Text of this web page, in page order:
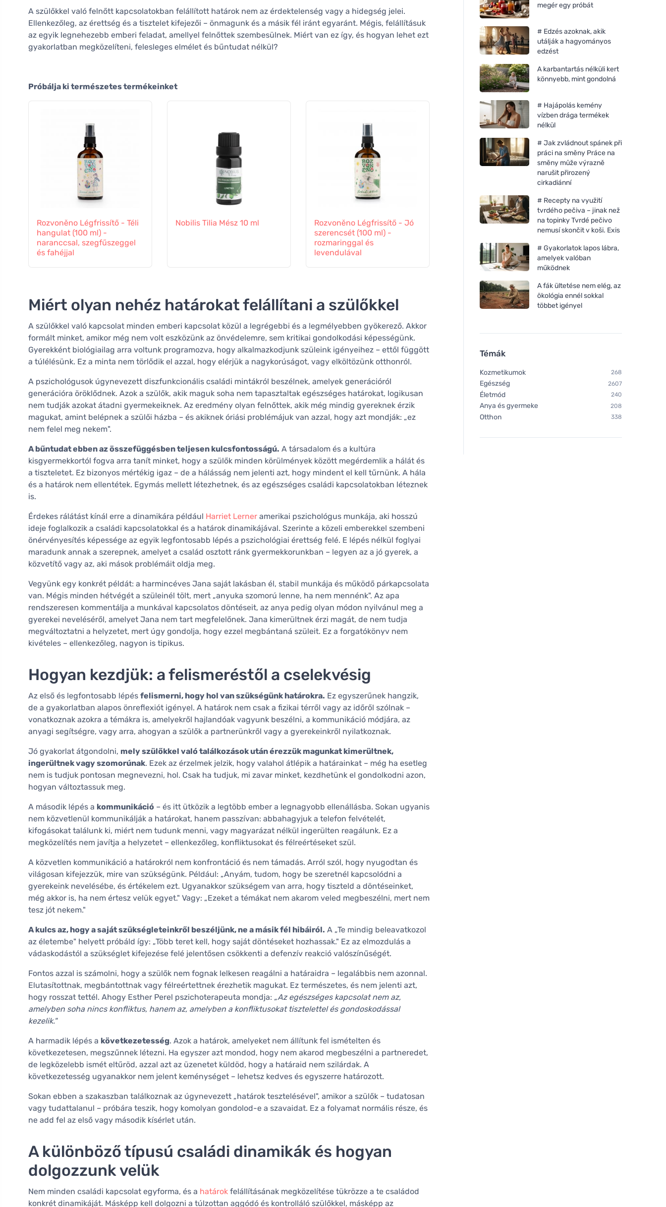
A szülőkkel való felnőtt kapcsolatokban felállított határok nem az érdektelenség vagy a hidegség jelei.
Ellenkezőleg, az érettség és a tisztelet kifejezői – önmagunk és a másik fél iránt egyaránt. Mégis, felállításuk
az egyik legnehezebb emberi feladat, amellyel felnőttek szembesülnek. Miért van ez így, és hogyan lehet ezt
gyakorlatban megközelíteni, felesleges elmélet és bűntudat nélkül?
Próbálja ki természetes termékeinket
Rozvoněno Légfrissítő - Téli
hangulat (100 ml) -
naranccsal, szegfűszeggel
és fahéjjal
Nobilis Tilia Mész 10 ml
Rozvoněno Légfrissítő - Jó
szerencsét (100 ml) -
rozmaringgal és
levendulával
Mulieres Gyertya üvegben -
illatmentes (180 ml) - akár
35 órán át égő gyertya
Miért olyan nehéz határokat felállítani a szülőkkel
A szülőkkel való kapcsolat minden emberi kapcsolat közül a legrégebbi és a legmélyebben gyökerező. Akkor
formált minket, amikor még nem volt eszközünk az önvédelemre, sem kritikai gondolkodási képességünk.
Gyerekként biológiailag arra voltunk programozva, hogy alkalmazkodjunk szüleink igényeihez – ettől függött
a túlélésünk. Ez a minta nem törlődik el azzal, hogy elérjük a nagykorúságot, vagy elköltözünk otthonról.
A pszichológusok úgynevezett diszfunkcionális családi mintákról beszélnek, amelyek generációról
generációra öröklődnek. Azok a szülők, akik maguk soha nem tapasztaltak egészséges határokat, logikusan
nem tudják azokat átadni gyermekeiknek. Az eredmény olyan felnőttek, akik még mindig gyereknek érzik
magukat, amint belépnek a szülői házba – és akiknek óriási problémájuk van azzal, hogy azt mondják: „ez
nem felel meg nekem".
A bűntudat ebben az összefüggésben teljesen kulcsfontosságú. A társadalom és a kultúra
kisgyermekkortól fogva arra tanít minket, hogy a szülők minden körülmények között megérdemlik a hálát és
a tiszteletet. Ez bizonyos mértékig igaz – de a hálásság nem jelenti azt, hogy mindent el kell tűrnünk. A hála
és a határok nem ellentétek. Egymás mellett létezhetnek, és az egészséges családi kapcsolatokban léteznek
is.
Érdekes rálátást kínál erre a dinamikára például Harriet Lerner amerikai pszichológus munkája, aki hosszú
ideje foglalkozik a családi kapcsolatokkal és a határok dinamikájával. Szerinte a közeli emberekkel szembeni
önérvényesítés képessége az egyik legfontosabb lépés a pszichológiai érettség felé. E lépés nélkül foglyai
maradunk annak a szerepnek, amelyet a család osztott ránk gyermekkorunkban – legyen az a jó gyerek, a
közvetítő vagy az, aki mások problémáit oldja meg.
Vegyünk egy konkrét példát: a harmincéves Jana saját lakásban él, stabil munkája és működő párkapcsolata
van. Mégis minden hétvégét a szüleinél tölt, mert „anyuka szomorú lenne, ha nem mennénk". Az apa
rendszeresen kommentálja a munkával kapcsolatos döntéseit, az anya pedig olyan módon nyilvánul meg a
gyerekei neveléséről, amelyet Jana nem tart megfelelőnek. Jana kimerültnek érzi magát, de nem tudja
megváltoztatni a helyzetet, mert úgy gondolja, hogy ezzel megbántaná szüleit. Ez a forgatókönyv nem
kivételes – ellenkezőleg, nagyon is tipikus.
Hogyan kezdjük: a felismeréstől a cselekvésig
Az első és legfontosabb lépés felismerni, hogy hol van szükségünk határokra. Ez egyszerűnek hangzik,
de a gyakorlatban alapos önreflexiót igényel. A határok nem csak a fizikai térről vagy az időről szólnak –
vonatkoznak azokra a témákra is, amelyekről hajlandóak vagyunk beszélni, a kommunikáció módjára, az
anyagi segítségre, vagy arra, ahogyan a szülők a partnerünkről vagy a gyerekeinkről nyilatkoznak.
Jó gyakorlat átgondolni, mely szülőkkel való találkozások után érezzük magunkat kimerültnek,
ingerültnek vagy szomorúnak. Ezek az érzelmek jelzik, hogy valahol átlépik a határainkat – még ha esetleg
nem is tudjuk pontosan megnevezni, hol. Csak ha tudjuk, mi zavar minket, kezdhetünk el gondolkodni azon,
hogyan változtassuk meg.
A második lépés a kommunikáció – és itt ütközik a legtöbb ember a legnagyobb ellenállásba. Sokan ugyanis
nem közvetlenül kommunikálják a határokat, hanem passzívan: abbahagyjuk a telefon felvételét,
kifogásokat találunk ki, miért nem tudunk menni, vagy magyarázat nélkül ingerülten reagálunk. Ez a
megközelítés nem javítja a helyzetet – ellenkezőleg, konfliktusokat és félreértéseket szül.
A közvetlen kommunikáció a határokról nem konfrontáció és nem támadás. Arról szól, hogy nyugodtan és
világosan kifejezzük, mire van szükségünk. Például: „Anyám, tudom, hogy be szeretnél kapcsolódni a
gyerekeink nevelésébe, és értékelem ezt. Ugyanakkor szükségem van arra, hogy tiszteld a döntéseinket,
még akkor is, ha nem értesz velük egyet." Vagy: „Ezeket a témákat nem akarom veled megbeszélni, mert nem
tesz jót nekem."
A kulcs az, hogy a saját szükségleteinkről beszéljünk, ne a másik fél hibáiról. A „Te mindig beleavatkozol
az életembe" helyett próbáld így: „Több teret kell, hogy saját döntéseket hozhassak." Ez az elmozdulás a
vádaskodástól a szükséglet kifejezése felé jelentősen csökkenti a defenzív reakció valószínűségét.
Fontos azzal is számolni, hogy a szülők nem fognak lelkesen reagálni a határaidra – legalábbis nem azonnal.
Elutasítottnak, megbántottnak vagy félreértettnek érezhetik magukat. Ez természetes, és nem jelenti azt,
hogy rosszat tettél. Ahogy Esther Perel pszichoterapeuta mondja: „Az egészséges kapcsolat nem az,
amelyben soha nincs konfliktus, hanem az, amelyben a konfliktusokat tisztelettel és gondoskodással
kezelik."
A harmadik lépés a következetesség. Azok a határok, amelyeket nem állítunk fel ismételten és
következetesen, megszűnnek létezni. Ha egyszer azt mondod, hogy nem akarod megbeszélni a partneredet,
de legközelebb ismét eltűröd, azzal azt az üzenetet küldöd, hogy a határaid nem szilárdak. A
következetesség ugyanakkor nem jelent keménységet – lehetsz kedves és egyszerre határozott.
Sokan ebben a szakaszban találkoznak az úgynevezett „határok tesztelésével", amikor a szülők – tudatosan
vagy tudattalanul – próbára teszik, hogy komolyan gondolod-e a szavaidat. Ez a folyamat normális része, és
ne add fel az első vagy második kísérlet után.
A különböző típusú családi dinamikák és hogyan
dolgozzunk velük
Nem minden családi kapcsolat egyforma, és a határok felállításának megközelítése tükrözze a te családod
konkrét dinamikáját. Másképp kell dolgozni a túlzottan aggódó és kontrolláló szülőkkel, másképp az
megér egy próbát
# Edzés azoknak, akik
utálják a hagyományos
edzést
A karbantartás nélküli kert
könnyebb, mint gondolná
# Hajápolás kemény
vízben drága termékek
nélkül
# Jak zvládnout spánek při
práci na směny Práce na
směny může výrazně
narušit přirozený
cirkadiánní
# Recepty na využití
tvrdého pečiva – jinak než
na topinky Tvrdé pečivo
nemusí skončit v koši. Exis
# Gyakorlatok lapos lábra,
amelyek valóban
működnek
A fák ültetése nem elég, az
ökológia ennél sokkal
többet igényel
Témák
Kozmetikumok 268
Egészség 2607
Életmód 240
Anya és gyermeke 208
Otthon 338